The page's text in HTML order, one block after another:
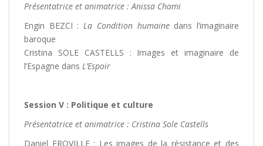
Présentatrice et animatrice : Anissa Chami
Engin BEZCI :La Condition humainedans l’imaginaire
baroque
Cristina SOLE CASTELLS : Images et imaginaire de
l’Espagne dans L’Espoir
Session V : Politique et culture
Présentatrice et animatrice : Cristina Sole Castells
Daniel FROVILLE : Les images de la résistance et des